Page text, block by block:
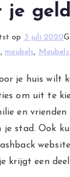
je
op 3 juli 2020
, meubels,
je huis wilt
om uit te
en vrienden
je stad. Ook
krijgt een deel